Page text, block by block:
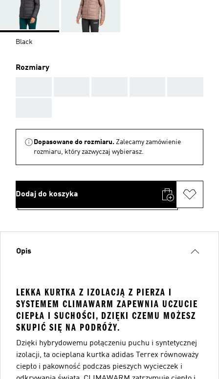
Black
Rozmiary
Dopasowane do rozmiaru. Zalecamy zamówienie
rozmiaru, który zazwyczaj wybierasz.
Dodaj do koszyka
Opis
LEKKA KURTKA Z IZOLACJĄ Z PIERZA I
SYSTEMEM CLIMAWARM ZAPEWNIA UCZUCIE
CIEPŁA I SUCHOŚCI, DZIĘKI CZEMU MOŻESZ
SKUPIĆ SIĘ NA PODRÓŻY.
Dzięki hybrydowemu połączeniu puchu i syntetycznej
izolacji, ta ocieplana kurtka adidas Terrex równoważy
ciepło i pakowność podczas pieszych wycieczek i